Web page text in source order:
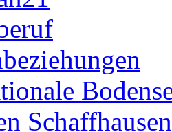
Schaffhausen